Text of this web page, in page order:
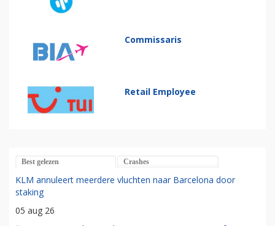
Commissaris
Retail Employee
Best gelezen Crashes
KLM annuleert meerdere vluchten naar Barcelona door
staking
05 aug 26